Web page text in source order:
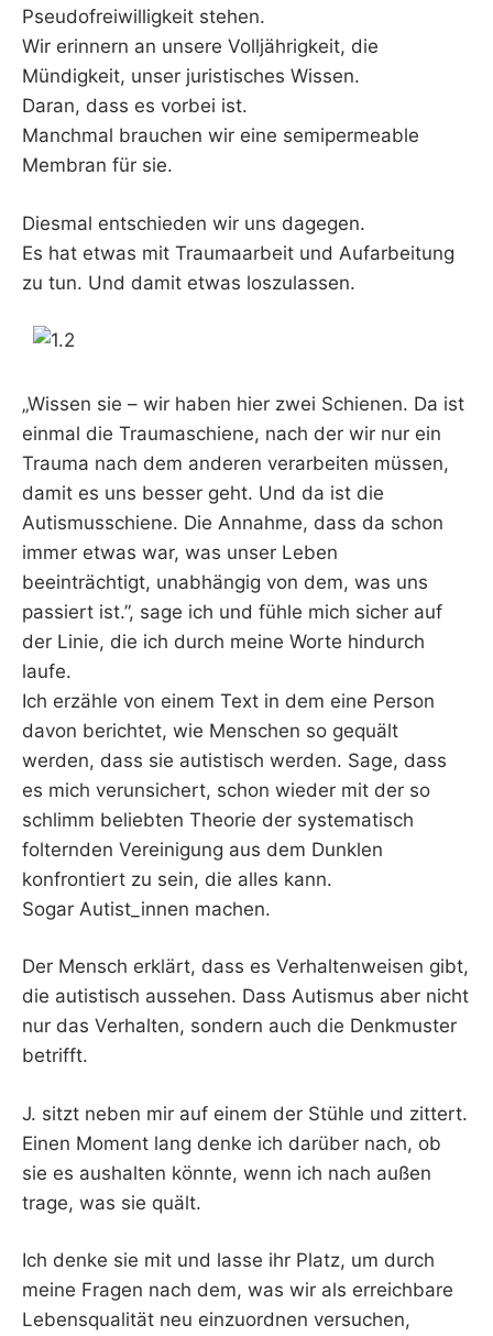
Pseudofreiwilligkeit stehen.
Wir erinnern an unsere Volljährigkeit, die
Mündigkeit, unser juristisches Wissen.
Daran, dass es vorbei ist.
Manchmal brauchen wir eine semipermeable
Membran für sie.
Diesmal entschieden wir uns dagegen.
Es hat etwas mit Traumaarbeit und Aufarbeitung
zu tun. Und damit etwas loszulassen.
„Wissen sie – wir haben hier zwei Schienen. Da ist
einmal die Traumaschiene, nach der wir nur ein
Trauma nach dem anderen verarbeiten müssen,
damit es uns besser geht. Und da ist die
Autismusschiene. Die Annahme, dass da schon
immer etwas war, was unser Leben
beeinträchtigt, unabhängig von dem, was uns
passiert ist.”, sage ich und fühle mich sicher auf
der Linie, die ich durch meine Worte hindurch
laufe.
Ich erzähle von einem Text in dem eine Person
davon berichtet, wie Menschen so gequält
werden, dass sie autistisch werden. Sage, dass
es mich verunsichert, schon wieder mit der so
schlimm beliebten Theorie der systematisch
folternden Vereinigung aus dem Dunklen
konfrontiert zu sein, die alles kann.
Sogar Autist_innen machen.
Der Mensch erklärt, dass es Verhaltenweisen gibt,
die autistisch aussehen. Dass Autismus aber nicht
nur das Verhalten, sondern auch die Denkmuster
betrifft.
J. sitzt neben mir auf einem der Stühle und zittert.
Einen Moment lang denke ich darüber nach, ob
sie es aushalten könnte, wenn ich nach außen
trage, was sie quält.
Ich denke sie mit und lasse ihr Platz, um durch
meine Fragen nach dem, was wir als erreichbare
Lebensqualität neu einzuordnen versuchen,